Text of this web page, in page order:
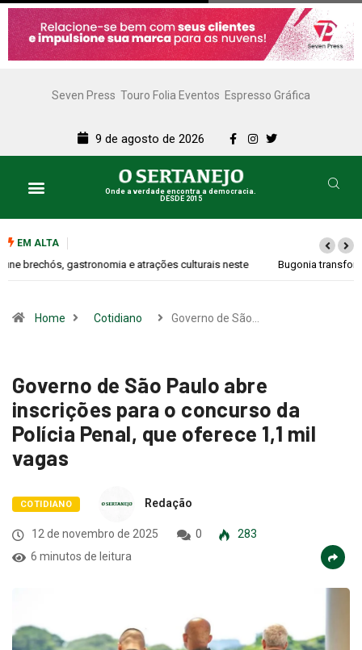
Seven Press Touro Folia Eventos Espresso Gráfica
9 de agosto de 2026
Onde a verdade encontra a democracia.
DESDE 2015
EM ALTA
Bugonia transforma paranoia e conspiração em um suspense imprevisível
Home Cotidiano Governo de São…
Governo de São Paulo abre
inscrições para o concurso da
Polícia Penal, que oferece 1,1 mil
vagas
COTIDIANO Redação
12 de novembro de 2025 0
283
6 minutos de leitura